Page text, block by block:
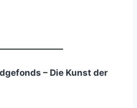
– Die Kunst der